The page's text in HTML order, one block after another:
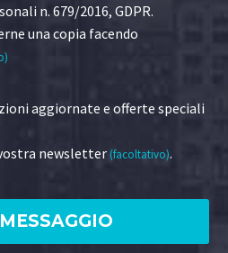
n. 679/2016, GDPR.
una copia facendo
aggiornate e offerte speciali
newsletter(facoltativo).